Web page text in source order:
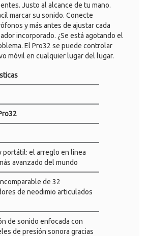
Justo al alcance de tu mano.
marcar su sonido. Conecte
y más antes de ajustar cada
incorporado. ¿Se está agotando el
El Pro32 se puede controlar
móvil en cualquier lugar del lugar.
portátil: el arreglo en línea
avanzado del mundo
de 32
de neodimio articulados
de sonido enfocada con
de presión sonora gracias